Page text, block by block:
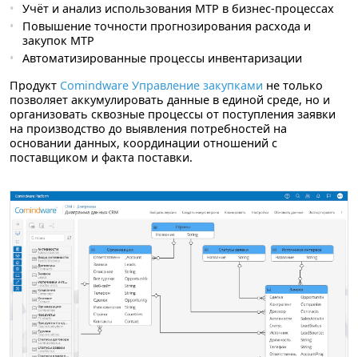
Учёт и анализ использования МТР в бизнес-процессах
Повышение точности прогнозирования расхода и
закупок МТР
Автоматизированные процессы инвентаризации
Продукт Comindware Управление закупками не только
позволяет аккумулировать данные в единой среде, но и
организовать сквозные процессы от поступления заявки
на производство до выявления потребностей на
основании данных, координации отношений с
поставщиком и факта поставки.